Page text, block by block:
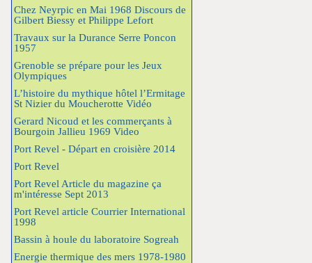
Chez Neyrpic en Mai 1968 Discours de
Gilbert Biessy et Philippe Lefort
Travaux sur la Durance Serre Poncon
1957
Grenoble se prépare pour les Jeux
Olympiques
L’histoire du mythique hôtel l’Ermitage
St Nizier du Moucherotte Vidéo
Gerard Nicoud et les commerçants à
Bourgoin Jallieu 1969 Video
Port Revel - Départ en croisière 2014
Port Revel
Port Revel Article du magazine ça
m'intéresse Sept 2013
Port Revel article Courrier International
1998
Bassin à houle du laboratoire Sogreah
Energie thermique des mers 1978-1980